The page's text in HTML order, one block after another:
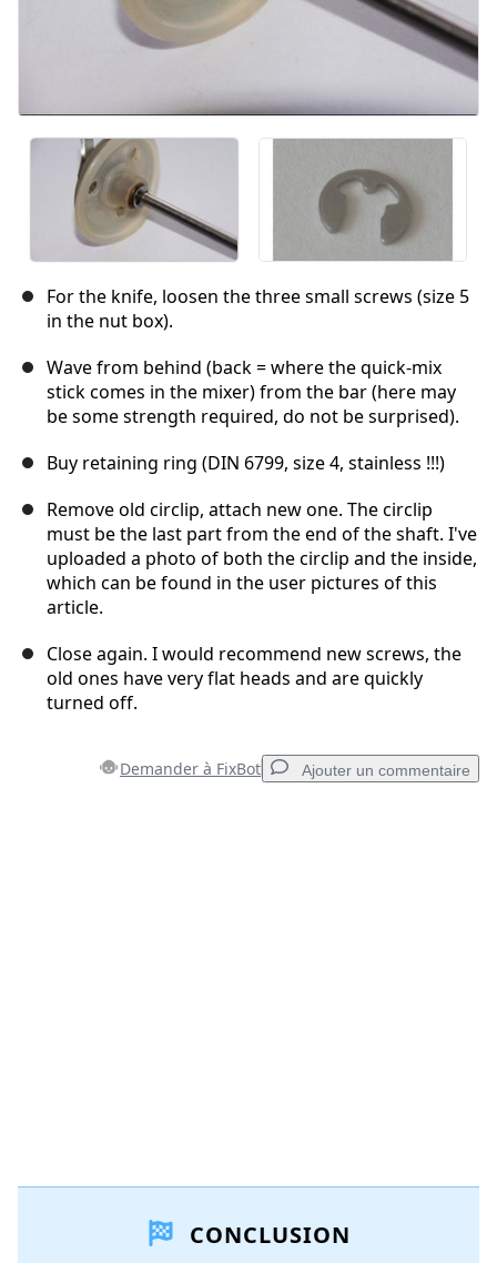
For the knife, loosen the three small screws (size 5
in the nut box).
Wave from behind (back = where the quick-mix
stick comes in the mixer) from the bar (here may
be some strength required, do not be surprised).
Buy retaining ring (DIN 6799, size 4, stainless !!!)
Remove old circlip, attach new one. The circlip
must be the last part from the end of the shaft. I've
uploaded a photo of both the circlip and the inside,
which can be found in the user pictures of this
article.
Close again. I would recommend new screws, the
old ones have very flat heads and are quickly
turned off.
Demander à FixBot Ajouter un commentaire
CONCLUSION